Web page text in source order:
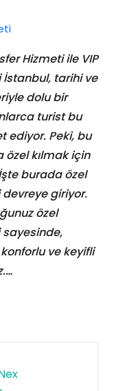
Hizmeti ile VIP
İstanbul, tarihi ve
dolu bir
turist bu
ediyor. Peki, bu
kılmak için
burada özel
giriyor.
özel
ve keyifli